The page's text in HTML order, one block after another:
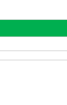
של חברת יזמות וידע
ע"י ספקים שונים, איננו
איננו מעורב במתן
במילים אחרות,
השירות ואיכותה